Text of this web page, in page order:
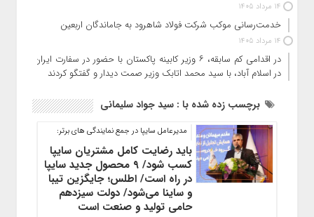
14 مرداد 1405
خدمت‌رسانی موکب شرکت فولاد شاهرود به جاماندگان اربعین
14 مرداد 1405
در اقدامی کم سابقه، ۶ وزیر کابینه پاکستان با حضور در سفارت ایران
در اسلام آباد، با سید محمد اتابک وزیر صمت دیدار و گفتگو کردند
برچسب زده شده با : سید جواد سلیمانی
مديرعامل سايپا در جمع نمایندگی های برتر:
باید رضایت کامل مشتریان سایپا
کسب شود/ ۹ محصول جدید سایپا
در راه است/ اطلس؛ جایگزین تیبا
و ساینا می‌شود/ دولت سیزدهم
حامی تولید و صنعت است